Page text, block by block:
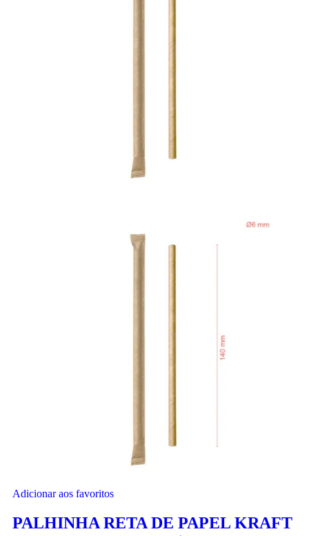
Adicionar aos favoritos
PALHINHA RETA DE PAPEL KRAFT